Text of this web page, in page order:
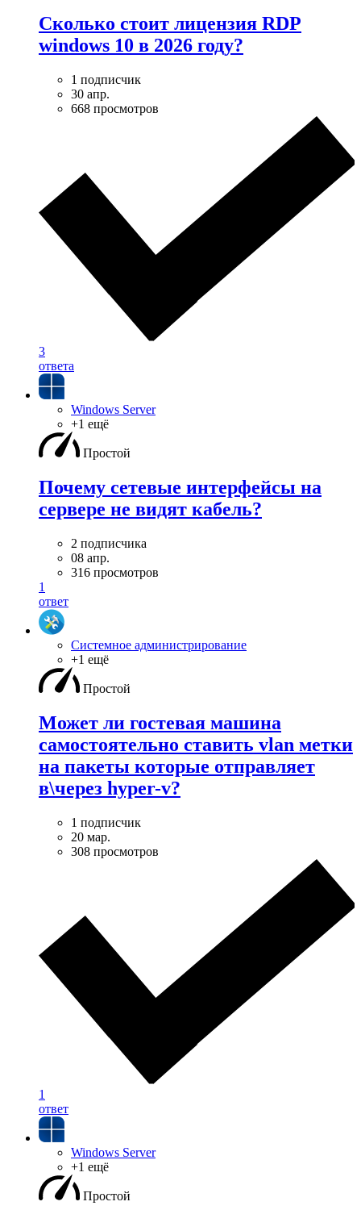
Сколько стоит лицензия RDP
windows 10 в 2026 году?
1 подписчик
30 апр.
668 просмотров
3
ответа
Windows Server
+1 ещё
Простой
Почему сетевые интерфейсы на
сервере не видят кабель?
2 подписчика
08 апр.
316 просмотров
1
ответ
Системное администрирование
+1 ещё
Простой
Может ли гостевая машина
самостоятельно ставить vlan метки
на пакеты которые отправляет
в\через hyper-v?
1 подписчик
20 мар.
308 просмотров
1
ответ
Windows Server
+1 ещё
Простой